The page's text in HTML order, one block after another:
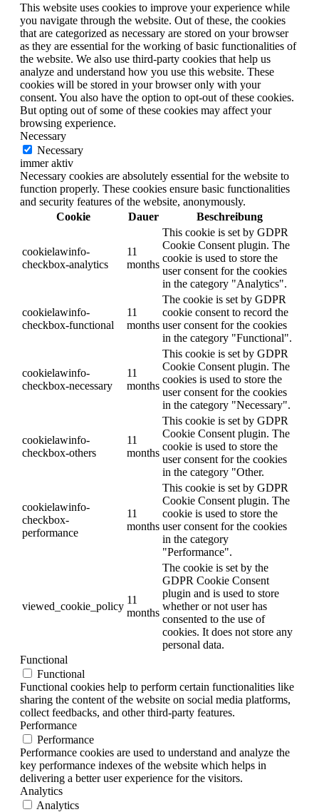
This website uses cookies to improve your experience while
you navigate through the website. Out of these, the cookies
that are categorized as necessary are stored on your browser
as they are essential for the working of basic functionalities of
the website. We also use third-party cookies that help us
analyze and understand how you use this website. These
cookies will be stored in your browser only with your
consent. You also have the option to opt-out of these cookies.
But opting out of some of these cookies may affect your
browsing experience.
Necessary
Necessary
immer aktiv
Necessary cookies are absolutely essential for the website to
function properly. These cookies ensure basic functionalities
and security features of the website, anonymously.
Cookie
Dauer Beschreibung
cookielawinfo-
checkbox-analytics
11
months
This cookie is set by GDPR
Cookie Consent plugin. The
cookie is used to store the
user consent for the cookies
in the category "Analytics".
cookielawinfo-
checkbox-functional
11
months
The cookie is set by GDPR
cookie consent to record the
user consent for the cookies
in the category "Functional".
cookielawinfo-
checkbox-necessary
11
months
This cookie is set by GDPR
Cookie Consent plugin. The
cookies is used to store the
user consent for the cookies
in the category "Necessary".
cookielawinfo-
checkbox-others
11
months
This cookie is set by GDPR
Cookie Consent plugin. The
cookie is used to store the
user consent for the cookies
in the category "Other.
cookielawinfo-
checkbox-
performance
11
months
This cookie is set by GDPR
Cookie Consent plugin. The
cookie is used to store the
user consent for the cookies
in the category
"Performance".
viewed_cookie_policy
11
months
The cookie is set by the
GDPR Cookie Consent
plugin and is used to store
whether or not user has
consented to the use of
cookies. It does not store any
personal data.
Functional
Functional
Functional cookies help to perform certain functionalities like
sharing the content of the website on social media platforms,
collect feedbacks, and other third-party features.
Performance
Performance
Performance cookies are used to understand and analyze the
key performance indexes of the website which helps in
delivering a better user experience for the visitors.
Analytics
Analytics